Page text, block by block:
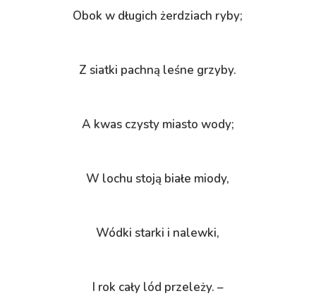
Obok w długich żerdziach ryby;
Z siatki pachną leśne grzyby.
A kwas czysty miasto wody;
W lochu stoją białe miody,
Wódki starki i nalewki,
I rok cały lód przeleży. –